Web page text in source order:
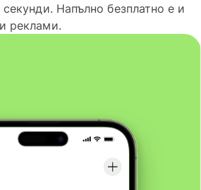
секунди. Напълно безплатно е и
реклами.